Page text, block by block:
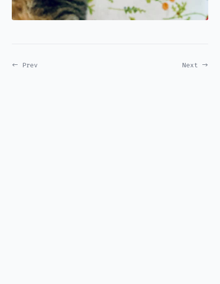
← Prev Next →